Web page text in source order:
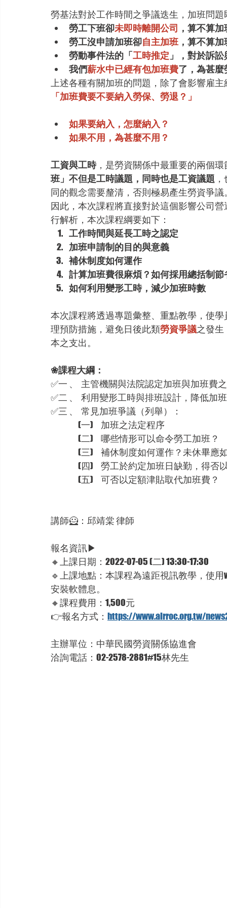
勞基法對於工作時間之爭議迭生，加班問
勞工下班卻未即時離開公司 ，算不算
勞工沒申請加班卻自主加班 ，算不算
勞動事件法的「工時推定 」，對於訴
我們薪水中已經有包加班費了，為甚
上述各種有關加班的問題，除了會影響雇
「加班費要不要納入勞保、勞退？」
如果要納入，怎麼納入？
如果不用，為甚麼不用？
工資與工時，是勞資關係中最重要的兩個
班」不但是工時議題，同時也是工資議題
同的觀念需要釐清，否則極易產生勞資爭議
因此，本次課程將直接對於這個影響公司
行解析，本次課程綱要如下：
工作時間與延長工時之認定
加班申請制的目的與意義
補休制度如何運作
計算加班費很麻煩？如何採用總括制
如何利用變形工時，減少加班時數
本次課程將透過專題彙整、重點教學，使
理預防措施，避免日後此類勞資爭議之發
本之支出。
❀課程大綱：
✅一 、  主管機關與法院認定加班與加班費
✅二 、  利用變形工時與排班設計，降低加
✅三 、  常見加班爭議（列舉）：
(一)     加班之法定程序
(二)     哪些情形可以命令勞工加班？
(三)     補休制度如何運作？未休畢應
(四)     勞工於約定加班日缺勤，得否
(五)     可否以定額津貼取代加班費？
講師🦸：邱靖棠 律師
報名資訊▶
🔸 上課日期：2022-07-05 (二) 13:30-17:30
🔹上課地點：本課程為遠距視訊教學，使
安裝軟體息。
🔸課程費用：1,500元
👉報名方式： https://www.airroc.org.tw/
主辦單位：中華民國勞資關係協進會
洽詢電話：02-2578-2881#15林先生